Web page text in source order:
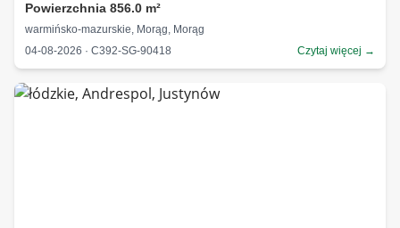
Powierzchnia 856.0 m²
warmińsko-mazurskie, Morąg, Morąg
04-08-2026 · C392-SG-90418
Czytaj więcej →